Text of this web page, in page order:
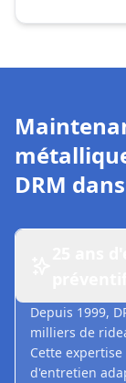
DRM
Depuis 1999,
milliers de
Cette
d'entretien